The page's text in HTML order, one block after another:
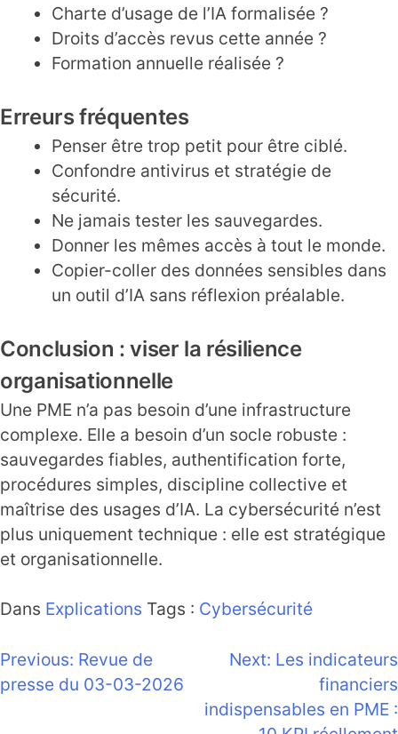
Charte d’usage de l’IA formalisée ?
Droits d’accès revus cette année ?
Formation annuelle réalisée ?
Erreurs fréquentes
Penser être trop petit pour être ciblé.
Confondre antivirus et stratégie de
sécurité.
Ne jamais tester les sauvegardes.
Donner les mêmes accès à tout le monde.
Copier-coller des données sensibles dans
un outil d’IA sans réflexion préalable.
Conclusion : viser la résilience
organisationnelle
Une PME n’a pas besoin d’une infrastructure
complexe. Elle a besoin d’un socle robuste :
sauvegardes fiables, authentification forte,
procédures simples, discipline collective et
maîtrise des usages d’IA. La cybersécurité n’est
plus uniquement technique : elle est stratégique
et organisationnelle.
Dans Explications Tags : Cybersécurité
Navigation
de
Previous: Revue de
presse du 03-03-2026
Next: Les indicateurs
financiers
indispensables en PME :